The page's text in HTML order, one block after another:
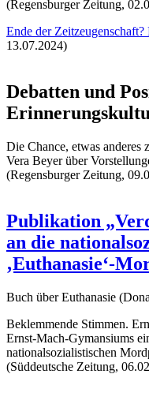
(Regensburger Zeitung,
Ende der
13.07.2024)
Debatten und
Die Chance, etwas anderes
Vera Beyer über
(Regensburger Zeitung,
Publikation
an die
‚Euthanasie‘-
Buch über Euthanasie
Beklemmende Stimmen.
Ernst-Mach-Gymansiums
nationalsozialistischen
(Süddeutsche Zeitung,